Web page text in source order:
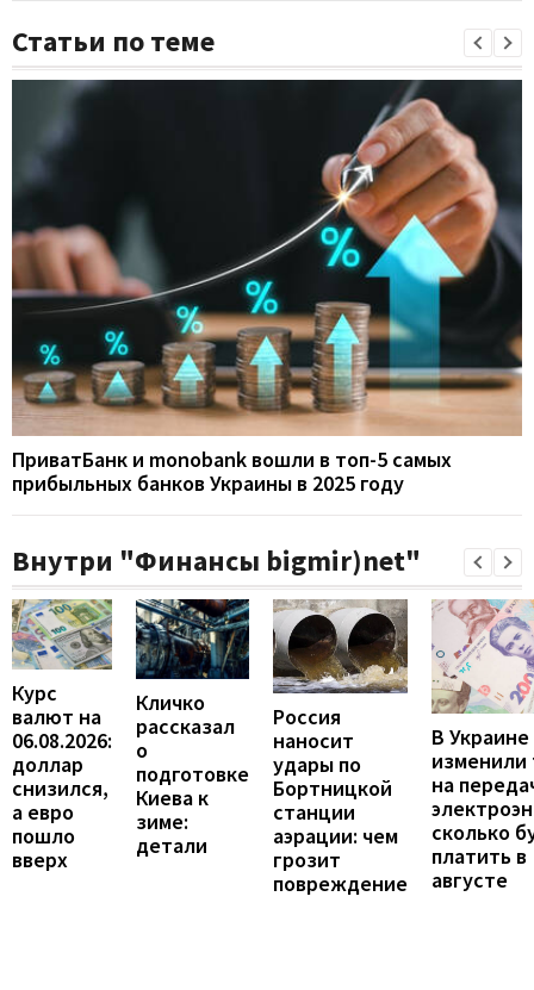
Статьи по теме
ПриватБанк и monobank вошли в топ-5 самых
прибыльных банков Украины в 2025 году
Внутри "Финансы bigmir)net"
Курс
валют на
06.08.2026:
доллар
снизился,
а евро
пошло
вверх
Кличко
рассказал
о
подготовке
Киева к
зиме:
детали
Россия
наносит
удары по
Бортницкой
станции
аэрации: чем
грозит
повреждение
В Украине
на
сколько
платить в
августе